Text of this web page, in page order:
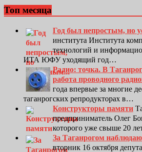
Топ месяца
Год был непростым, но
института Института
технологий и
ИТА ЮФУ уходящий год…
Радио: точка. В
работа проводного
года впервые за многие
таганрогских репродукторах в…
Конструкторы памяти
предприниматель Олег
которого уже свыше 20
За Таганрогом
вторник 16 октября